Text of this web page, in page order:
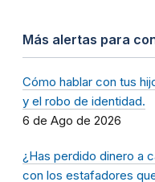
Más alertas para
Cómo hablar con tus
y el robo de identidad.
6 de Ago de 2026
¿Has perdido dinero a
con los estafadores